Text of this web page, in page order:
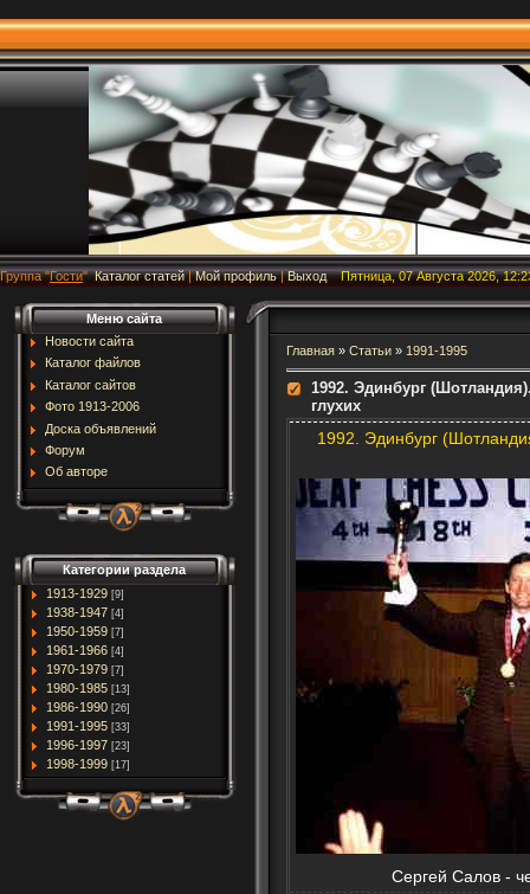
Группа"Гости" Каталог статей |Мой профиль |Выход Пятница, 07 Августа 2026,
Меню сайта
Новости сайта
Каталог файлов
Каталог сайтов
Фото 1913-2006
Доска объявлений
Форум
Об авторе
Категории раздела
1913-1929 [9]
1938-1947 [4]
1950-1959 [7]
1961-1966 [4]
1970-1979 [7]
1980-1985 [13]
1986-1990 [26]
1991-1995 [33]
1996-1997 [23]
1998-1999 [17]
Главная » Статьи » 1991-1995
1992. Эдинбург
глухих
1992. Эдинбург
Сергей Салов -